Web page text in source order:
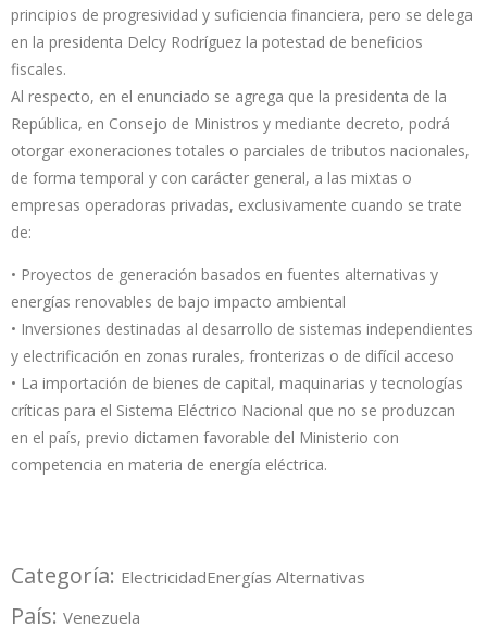
principios de progresividad y suficiencia financiera, pero se delega
en la presidenta Delcy Rodríguez la potestad de beneficios
fiscales.
Al respecto, en el enunciado se agrega que la presidenta de la
República, en Consejo de Ministros y mediante decreto, podrá
otorgar exoneraciones totales o parciales de tributos nacionales,
de forma temporal y con carácter general, a las mixtas o
empresas operadoras privadas, exclusivamente cuando se trate
de:
• Proyectos de generación basados en fuentes alternativas y
energías renovables de bajo impacto ambiental
• Inversiones destinadas al desarrollo de sistemas independientes
y electrificación en zonas rurales, fronterizas o de difícil acceso
• La importación de bienes de capital, maquinarias y tecnologías
críticas para el Sistema Eléctrico Nacional que no se produzcan
en el país, previo dictamen favorable del Ministerio con
competencia en materia de energía eléctrica.
Categoría: ElectricidadEnergías Alternativas
País: Venezuela